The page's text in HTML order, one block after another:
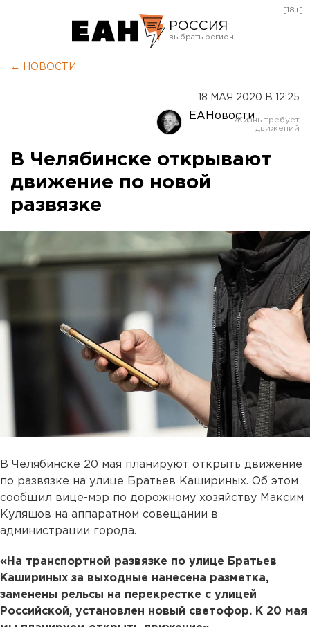
РОССИЯ
Оренбург
[18+]
← НОВОСТИ
18 МАЯ 2020 В 12:25
ЕАНовости
В Челябинске открывают
движение по новой
развязке
В Челябинске 20 мая планируют открыть движение
по развязке на улице Братьев Кашириных. Об этом
сообщил вице-мэр по дорожному хозяйству Максим
Куляшов на аппаратном совещании в
администрации города.
«На транспортной развязке по улице Братьев
Кашириных за выходные нанесена разметка,
заменены рельсы на перекрестке с улицей
Российской, установлен новый светофор. К 20 мая